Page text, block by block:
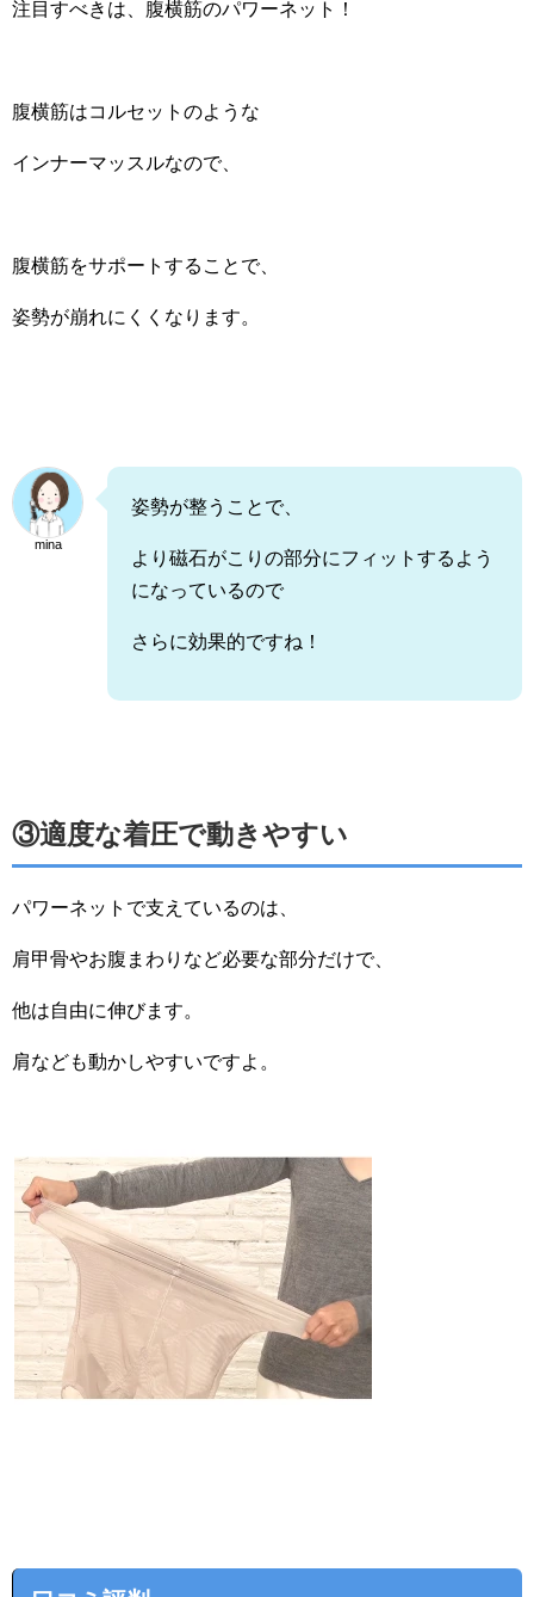
注目すべきは、腹横筋のパワーネット！
腹横筋はコルセットのような
インナーマッスルなので、
腹横筋をサポートすることで、
姿勢が崩れにくくなります。
mina
姿勢が整うことで、
より磁石がこりの部分にフィットするよう
になっているので
さらに効果的ですね！
③適度な着圧で動きやすい
パワーネットで支えているのは、
肩甲骨やお腹まわりなど必要な部分だけで、
他は自由に伸びます。
肩なども動かしやすいですよ。